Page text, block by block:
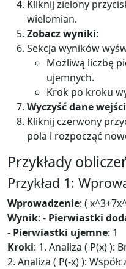
Kliknij zielony
wielomian.
Zobacz wyniki:
Sekcja wyników
Możliwą liczbę
ujemnych.
Krok po kroku
Wyczyść dane
Kliknij czerwony
pola i rozpocząć
Przykłady
Przykład 1:
Wprowadzenie: (
Wynik: - Pierwiastki
- Pierwiastki ujemne: 1
Kroki: 1. Analiza ( P(x) ):
2. Analiza ( P(-x) ):